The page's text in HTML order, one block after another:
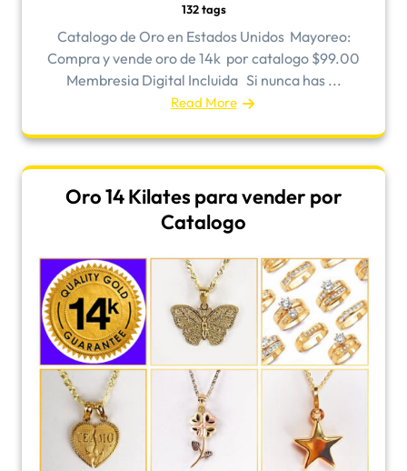
132 tags
Catalogo de Oro en Estados Unidos ​Mayoreo:
Compra y vende oro de 14k por catalogo $99.00
Membresia Digital Incluida Si nunca has ...
Read More
Oro 14 Kilates para vender por
Catalogo